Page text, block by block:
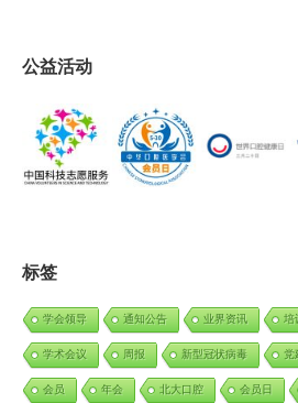
公益活动
标签
学会领导 通知公告 业界资讯 培
学术会议 周报 新型冠状病毒 党
会员 年会 北大口腔 会员日